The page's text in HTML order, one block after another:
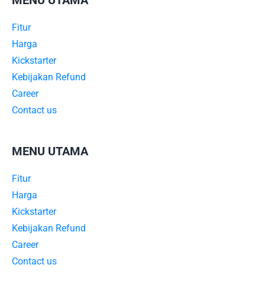
Fitur
Harga
Kickstarter
Kebijakan Refund
Career
Contact us
MENU UTAMA
Fitur
Harga
Kickstarter
Kebijakan Refund
Career
Contact us